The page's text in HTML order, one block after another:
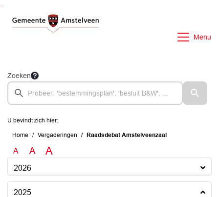
Menu
Zoeken
U bevindt zich hier:
Home Vergaderingen Raadsdebat Amstelveenzaal
A A A
2026
2025